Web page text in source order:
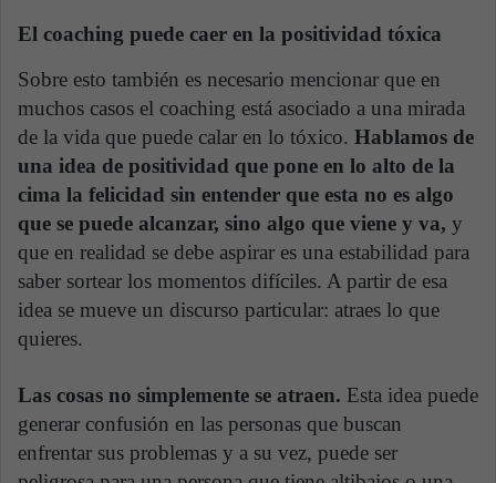
El coaching puede caer en la positividad tóxica
Sobre esto también es necesario mencionar que en
muchos casos el coaching está asociado a una mirada
de la vida que puede calar en lo tóxico. Hablamos de
una idea de positividad que pone en lo alto de la
cima la felicidad sin entender que esta no es algo
que se puede alcanzar, sino algo que viene y va, y
que en realidad se debe aspirar es una estabilidad para
saber sortear los momentos difíciles. A partir de esa
idea se mueve un discurso particular: atraes lo que
quieres.
Las cosas no simplemente se atraen. Esta idea puede
generar confusión en las personas que buscan
enfrentar sus problemas y a su vez, puede ser